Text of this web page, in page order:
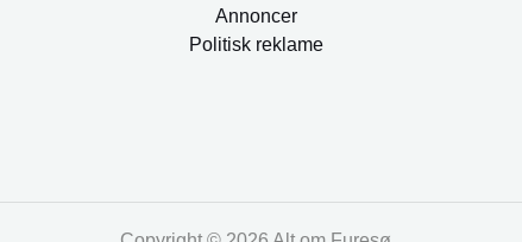
Annoncer
Politisk reklame